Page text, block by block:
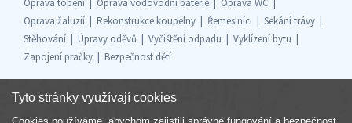
Oprava topení
Oprava vodovodní baterie
Oprava WC
Oprava žaluzií
Rekonstrukce koupelny Řemeslníci
Sekání trávy
Stěhování
Úpravy oděvů Vyčištění odpadu
Vyklízení bytu
Zapojení pračky
Bezpečnost dětí
Tyto stránky využívají cookies